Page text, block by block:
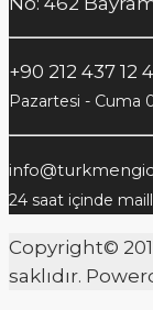
+90 212 437 12
Pazartesi - Cuma
24 saat içinde
Copyright©
saklıdır.